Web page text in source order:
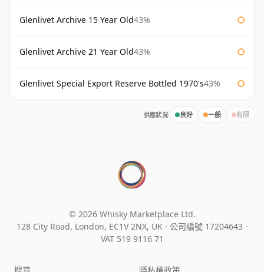
Glenlivet Archive 15 Year Old43%
Glenlivet Archive 21 Year Old43%
Glenlivet Special Export Reserve Bottled 1970's43%
供應狀況: 良好 一般 有限
© 2026 Whisky Marketplace Ltd.
128 City Road, London, EC1V 2NX, UK · 公司編號 17204643 ·
VAT 519 9116 71